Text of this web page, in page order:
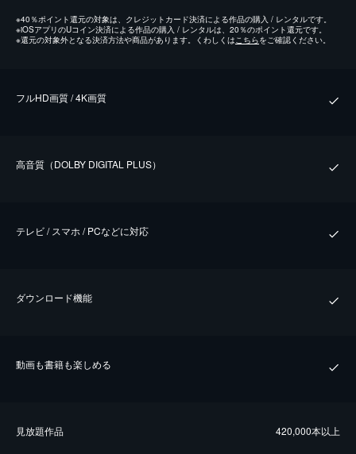
※40％ポイント還元の対象は、クレジットカード決済による作品の購入 / レンタルです。
※iOSアプリのUコイン決済による作品の購入 / レンタルは、20％のポイント還元です。
※還元の対象外となる決済方法や商品があります。くわしくはこちらをご確認ください。
フルHD画質 / 4K画質
⾼⾳質（DOLBY DIGITAL PLUS）
テレビ / スマホ / PCなどに対応
ダウンロード機能
動画も書籍も楽しめる
⾒放題作品 420,000本以上